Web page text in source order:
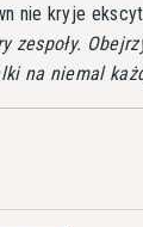
nie kryje
zespoły.
na niemal